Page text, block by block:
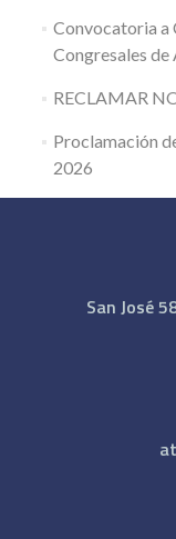
Convocatoria a
Congresales de
RECLAMAR
Proclamación
2026
San José